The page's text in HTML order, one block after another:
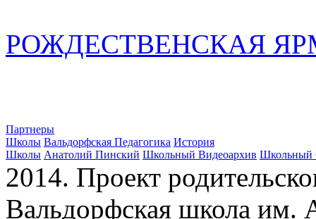
РОЖДЕСТВЕНСКАЯ
Партнеры
Школы Вальдорфская Педагогика История
Школы Анатолий Пинский Школьный Видеоархив Школьный
2014. Проект
Вальдорфская школа им.